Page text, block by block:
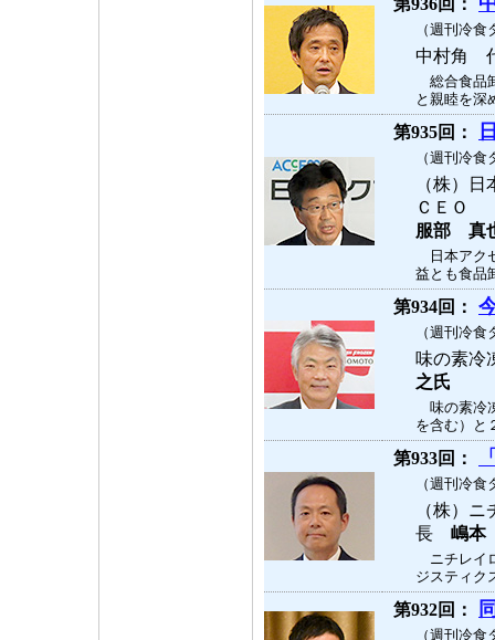
第936回：
（週刊冷
中村角
総合食品
と親睦を深
第935回：
（週刊冷
（株）
ＣＥＯ
服部 真
日本アク
益とも食品
第934回：
（週刊冷
味の素
之氏
味の素冷
を含む）と
第933回：
（週刊冷
（株）
長 嶋本
ニチレイ
ジスティク
第932回：
（週刊冷